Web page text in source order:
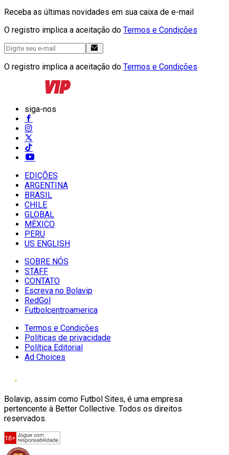
Receba as últimas novidades em sua caixa de e-mail
O registro implica a aceitação do Termos e Condições
O registro implica a aceitação do Termos e Condições
siga-nos
EDIÇÕES
ARGENTINA
BRASIL
CHILE
GLOBAL
MÉXICO
PERU
US ENGLISH
SOBRE NÓS
STAFF
CONTATO
Escreva no Bolavip
RedGol
Futbolcentroamerica
Termos e Condições
Políticas de privacidade
Política Editorial
Ad Choices
Bolavip, assim como Futbol Sites, é uma empresa
pertencente à Better Collective. Todos os direitos
reservados.